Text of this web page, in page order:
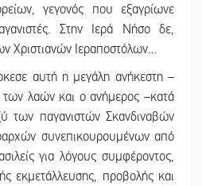
γεγονός που εξαγρίωνε
Στην Ιερά Νήσο δε,
Χριστιανών Ιεραποστόλων…
αυτή η μεγάλη ανήκεστη –
των λαών και ο ανήμερος –κατά
των παγανιστών Σκανδιναβών
συνεπικουρουμένων από
για λόγους συμφέροντος,
εκμετάλλευσης, προβολής και